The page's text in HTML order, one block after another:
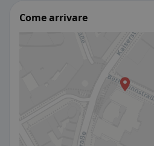
Come arrivare